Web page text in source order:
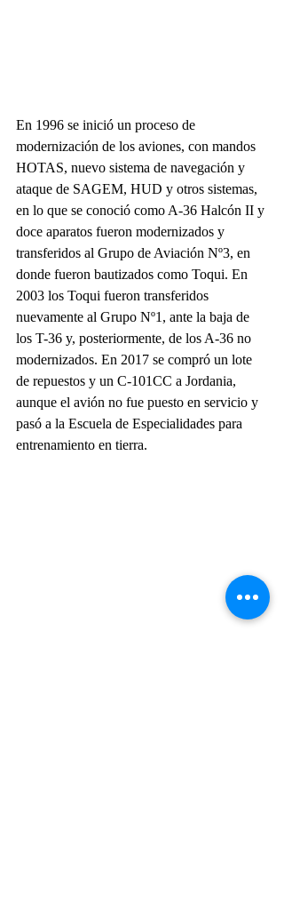
En 1996 se inició un proceso de
modernización de los aviones, con mandos
HOTAS, nuevo sistema de navegación y
ataque de SAGEM, HUD y otros sistemas,
en lo que se conoció como A-36 Halcón II y
doce aparatos fueron modernizados y
transferidos al Grupo de Aviación Nº3, en
donde fueron bautizados como Toqui. En
2003 los Toqui fueron transferidos
nuevamente al Grupo Nº1, ante la baja de
los T-36 y, posteriormente, de los A-36 no
modernizados. En 2017 se compró un lote
de repuestos y un C-101CC a Jordania,
aunque el avión no fue puesto en servicio y
pasó a la Escuela de Especialidades para
entrenamiento en tierra.